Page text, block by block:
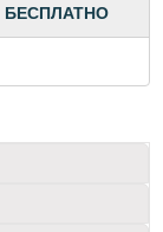
БЕСПЛАТНО